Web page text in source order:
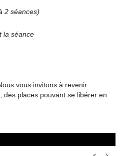
2 séances)
la séance
vous invitons à revenir
des places pouvant se libérer en